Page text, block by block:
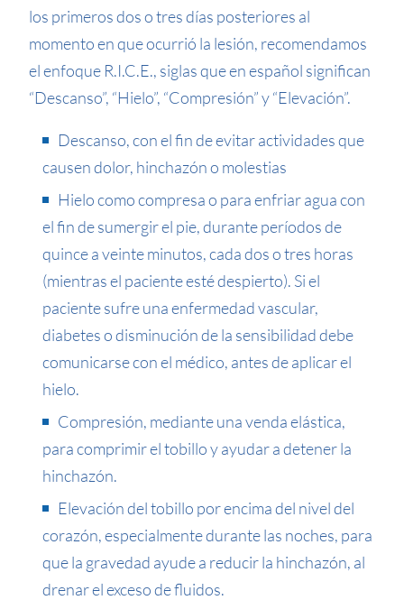
los primeros dos o tres días posteriores al
momento en que ocurrió la lesión, recomendamos
el enfoque R.I.C.E., siglas que en español significan
“Descanso”, “Hielo”, “Compresión” y “Elevación”.
Descanso, con el fin de evitar actividades que
causen dolor, hinchazón o molestias
Hielo como compresa o para enfriar agua con
el fin de sumergir el pie, durante períodos de
quince a veinte minutos, cada dos o tres horas
(mientras el paciente esté despierto). Si el
paciente sufre una enfermedad vascular,
diabetes o disminución de la sensibilidad debe
comunicarse con el médico, antes de aplicar el
hielo.
Compresión, mediante una venda elástica,
para comprimir el tobillo y ayudar a detener la
hinchazón.
Elevación del tobillo por encima del nivel del
corazón, especialmente durante las noches, para
que la gravedad ayude a reducir la hinchazón, al
drenar el exceso de fluidos.